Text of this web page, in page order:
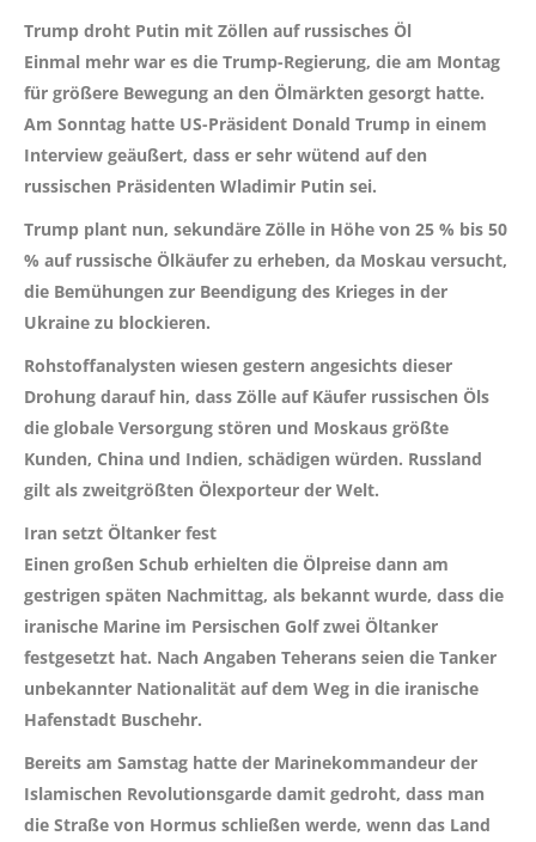
Trump droht Putin mit Zöllen auf russisches Öl
Einmal mehr war es die Trump-Regierung, die am Montag
für größere Bewegung an den Ölmärkten gesorgt hatte.
Am Sonntag hatte US-Präsident Donald Trump in einem
Interview geäußert, dass er sehr wütend auf den
russischen Präsidenten Wladimir Putin sei.
Trump plant nun, sekundäre Zölle in Höhe von 25 % bis 50
% auf russische Ölkäufer zu erheben, da Moskau versucht,
die Bemühungen zur Beendigung des Krieges in der
Ukraine zu blockieren.
Rohstoffanalysten wiesen gestern angesichts dieser
Drohung darauf hin, dass Zölle auf Käufer russischen Öls
die globale Versorgung stören und Moskaus größte
Kunden, China und Indien, schädigen würden. Russland
gilt als zweitgrößten Ölexporteur der Welt.
Iran setzt Öltanker fest
Einen großen Schub erhielten die Ölpreise dann am
gestrigen späten Nachmittag, als bekannt wurde, dass die
iranische Marine im Persischen Golf zwei Öltanker
festgesetzt hat. Nach Angaben Teherans seien die Tanker
unbekannter Nationalität auf dem Weg in die iranische
Hafenstadt Buschehr.
Bereits am Samstag hatte der Marinekommandeur der
Islamischen Revolutionsgarde damit gedroht, dass man
die Straße von Hormus schließen werde, wenn das Land